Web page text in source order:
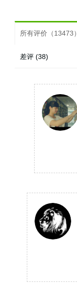
所有评价（13473）
差评 (38)